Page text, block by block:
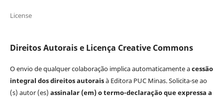
License
Direitos Autorais e Licença Creative Commons
O envio de qualquer colaboração implica automaticamente acessão
integral dos direitos autoraisà Editora PUC Minas. Solicita-se ao
(s) autor (es) assinalar (em)o termo-declaração que expressa a